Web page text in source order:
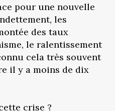
pour une nouvelle
les
des taux
le ralentissement
cela très souvent
il y a moins de dix
crise ?